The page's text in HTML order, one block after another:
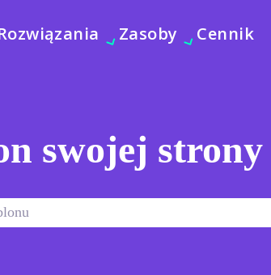
Zasoby Cennik
swojej